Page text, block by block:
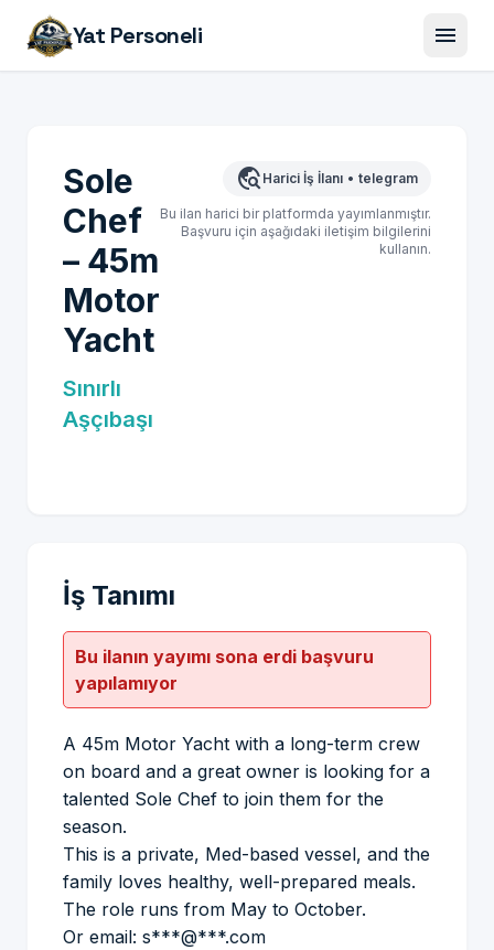
Yat Personeli menu
Sole
Chef
– 45m
Motor
Yacht
Sınırlı
Aşçıbaşı
travel_explore Harici İş İlanı • telegram
Bu ilan harici bir platformda yayımlanmıştır.
Başvuru için aşağıdaki iletişim bilgilerini
kullanın.
İş Tanımı
Bu ilanın yayımı sona erdi başvuru
yapılamıyor
A 45m Motor Yacht with a long-term crew
on board and a great owner is looking for a
talented Sole Chef to join them for the
season.
This is a private, Med-based vessel, and the
family loves healthy, well-prepared meals.
The role runs from May to October.
Or email: s***@***.com